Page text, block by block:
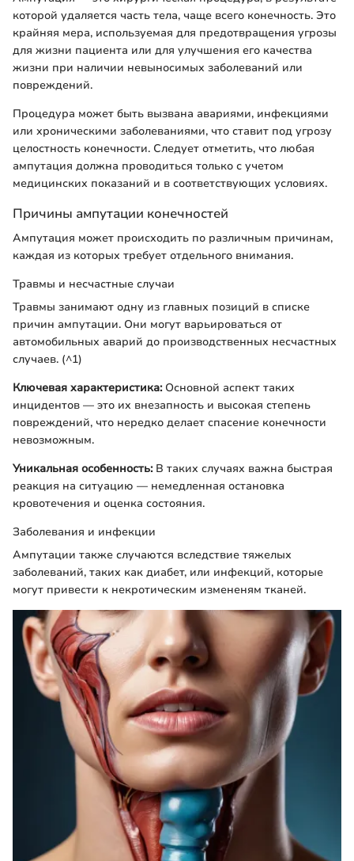
которой удаляется часть тела, чаще всего конечность. Это
крайняя мера, используемая для предотвращения угрозы
для жизни пациента или для улучшения его качества
жизни при наличии невыносимых заболеваний или
повреждений.
Процедура может быть вызвана авариями, инфекциями
или хроническими заболеваниями, что ставит под угрозу
целостность конечности. Следует отметить, что любая
ампутация должна проводиться только с учетом
медицинских показаний и в соответствующих условиях.
Причины ампутации конечностей
Ампутация может происходить по различным причинам,
каждая из которых требует отдельного внимания.
Травмы и несчастные случаи
Травмы занимают одну из главных позиций в списке
причин ампутации. Они могут варьироваться от
автомобильных аварий до производственных несчастных
случаев. (^1)
Ключевая характеристика:Основной аспект таких
инцидентов — это их внезапность и высокая степень
повреждений, что нередко делает спасение конечности
невозможным.
Уникальная особенность:В таких случаях важна быстрая
реакция на ситуацию — немедленная остановка
кровотечения и оценка состояния.
Заболевания и инфекции
Ампутации также случаются вследствие тяжелых
заболеваний, таких как диабет, или инфекций, которые
могут привести к некротическим измененям тканей.